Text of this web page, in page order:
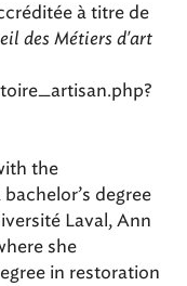
à titre de
des Métiers d'art
the
degree
Laval, Ann
she
in restoration